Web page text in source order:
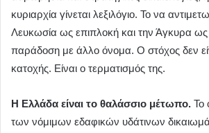
κυριαρχία γίνεται λεξιλόγιο. Το να
Λευκωσία ως επιπλοκή και την Άγκυρα ως
παράδοση με άλλο όνομα. Ο στόχος δεν
κατοχής. Είναι ο τερματισμός της.
Η Ελλάδα είναι το θαλάσσιο μέτωπο. Το
των νόμιμων εδαφικών υδάτινων